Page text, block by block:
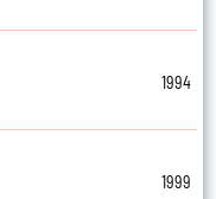
1994
1999